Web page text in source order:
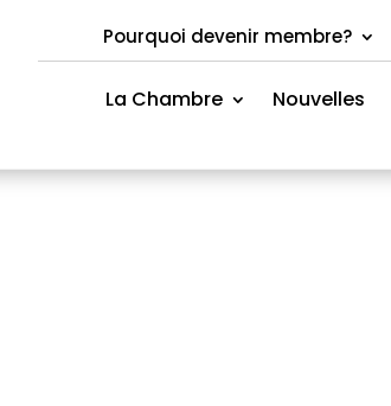
Pourquoi devenir membre?
La Chambre Nouvelles